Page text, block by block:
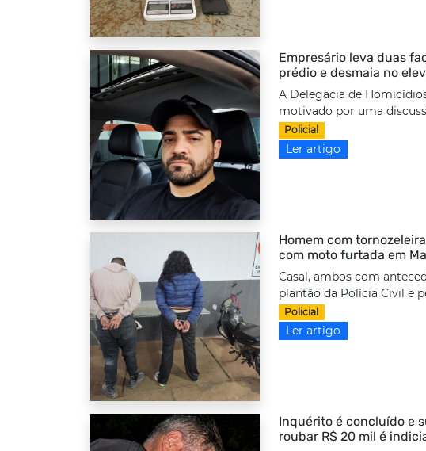
Empresário leva duas
prédio e desmaia no
A Delegacia de
motivado por uma
Policial
Ler artigo
Homem com
com moto furtada em
Casal, ambos com
plantão da Polícia Civil e
Policial
Ler artigo
Inquérito é concluído e
roubar R$ 20 mil é